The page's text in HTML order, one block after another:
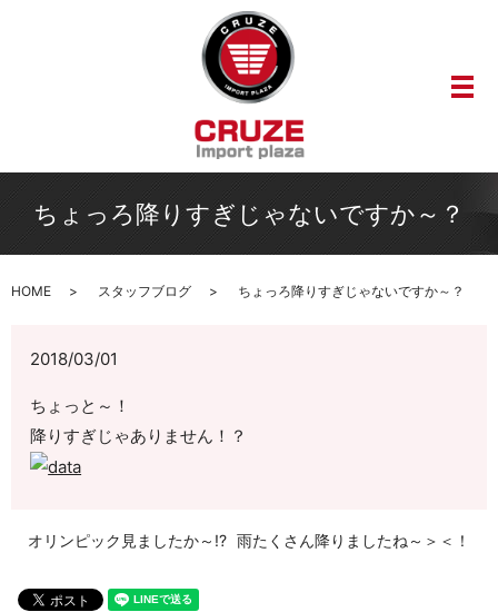
メ
ちょっろ降りすぎじゃないですか～？
HOME スタッフブログ ちょっろ降りすぎじゃないですか～？
2018/03/01
ちょっと～！
降りすぎじゃありません！？
オリンピック見ましたか～!? 雨たくさん降りましたね～＞＜！